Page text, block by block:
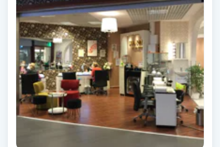
Skäggklippning
Skäggtrimmning
Skönhet
Slingor